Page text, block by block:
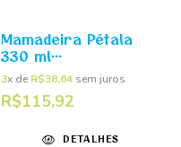
Mamadeira Pétala
330 ml
Transparente -
Philips Avent
3x de R$38,64 sem juros
R$115,92
DETALHES